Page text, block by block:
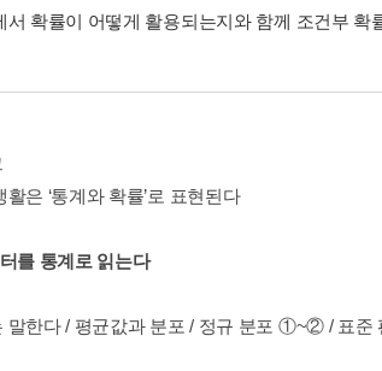
서 확률이 어떻게 활용되는지와 함께 조건부
활은 ‘통계와 확률’로 표현된다
를 통계로 읽는다
말한다 / 평균값과 분포 / 정규 분포 ①~② / 표